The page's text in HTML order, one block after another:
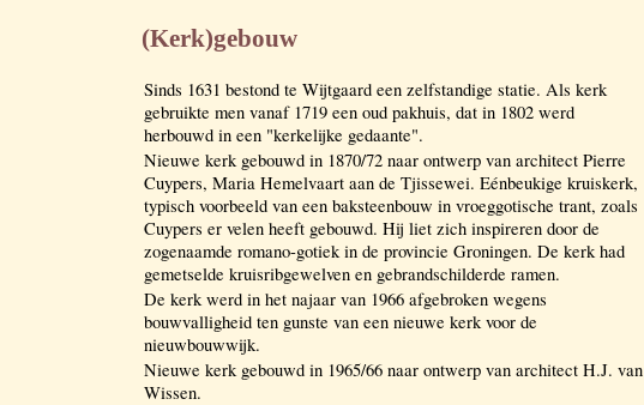
(Kerk)gebouw
Sinds 1631 bestond te Wijtgaard een zelfstandige statie. Als kerk
gebruikte men vanaf 1719 een oud pakhuis, dat in 1802 werd
herbouwd in een "kerkelijke gedaante".
Nieuwe kerk gebouwd in 1870/72 naar ontwerp van architect Pierre
Cuypers, Maria Hemelvaart aan de Tjissewei. Eénbeukige kruiskerk,
typisch voorbeeld van een baksteenbouw in vroeggotische trant, zoals
Cuypers er velen heeft gebouwd. Hij liet zich inspireren door de
zogenaamde romano-gotiek in de provincie Groningen. De kerk had
gemetselde kruisribgewelven en gebrandschilderde ramen.
De kerk werd in het najaar van 1966 afgebroken wegens
bouwvalligheid ten gunste van een nieuwe kerk voor de
nieuwbouwwijk.
Nieuwe kerk gebouwd in 1965/66 naar ontwerp van architect H.J. van
Wissen.